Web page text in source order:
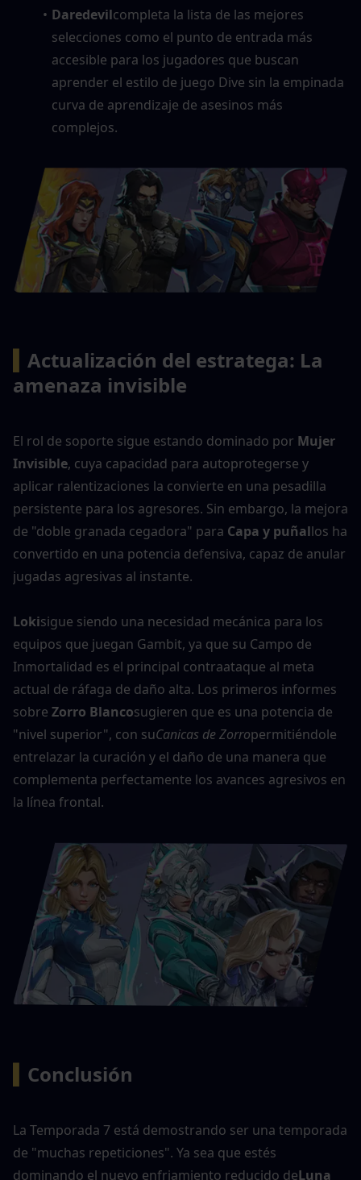
Daredevilcompleta la lista de las mejores
selecciones como el punto de entrada más
accesible para los jugadores que buscan
aprender el estilo de juego Dive sin la empinada
curva de aprendizaje de asesinos más
complejos.
Actualización del estratega: La
amenaza invisible
El rol de soporte sigue estando dominado por Mujer
Invisible, cuya capacidad para autoprotegerse y
aplicar ralentizaciones la convierte en una pesadilla
persistente para los agresores. Sin embargo, la mejora
de "doble granada cegadora" para Capa y puñallos ha
convertido en una potencia defensiva, capaz de anular
jugadas agresivas al instante.
Lokisigue siendo una necesidad mecánica para los
equipos que juegan Gambit, ya que su Campo de
Inmortalidad es el principal contraataque al meta
actual de ráfaga de daño alta. Los primeros informes
sobre Zorro Blancosugieren que es una potencia de
"nivel superior", con suCanicas de Zorropermitiéndole
entrelazar la curación y el daño de una manera que
complementa perfectamente los avances agresivos en
la línea frontal.
Conclusión
La Temporada 7 está demostrando ser una temporada
de "muchas repeticiones". Ya sea que estés
dominando el nuevo enfriamiento reducido deLuna